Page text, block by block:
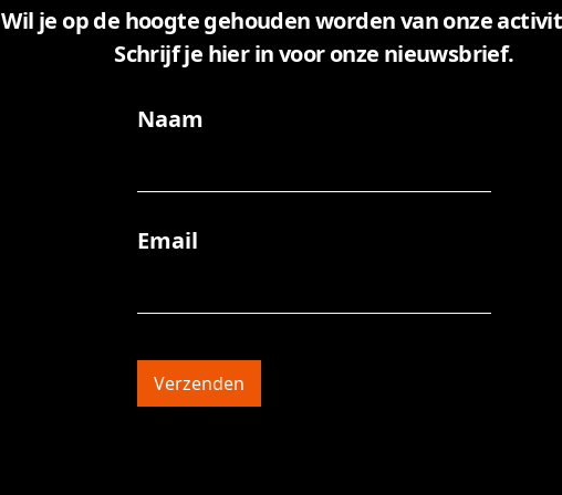
Wil je op de hoogte gehouden worden van onze
Schrijf je hier in voor onze nieuwsbrief.
Naam
Email